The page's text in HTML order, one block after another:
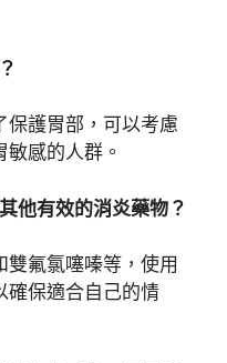
保護胃部，可以考慮
感的人群。
他有效的消炎藥物？
氟氯噻嗪等，使用
確保適合自己的情